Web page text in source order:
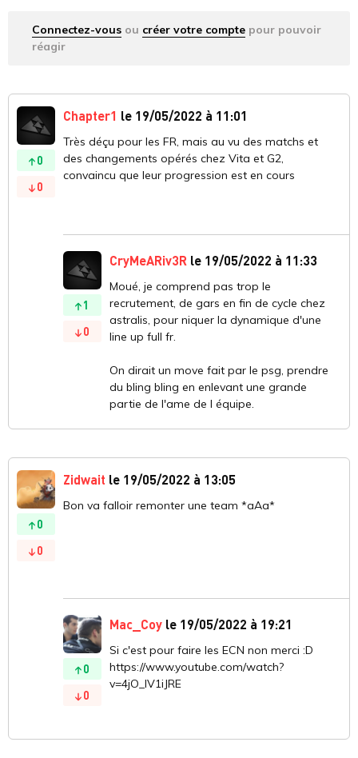
Connectez-vous ou créer votre compte pour pouvoir
réagir
0
0
Chapter1 le 19/05/2022 à 11:01
Très déçu pour les FR, mais au vu des matchs et
des changements opérés chez Vita et G2,
convaincu que leur progression est en cours
1
0
CryMeARiv3R le 19/05/2022 à 11:33
Moué, je comprend pas trop le
recrutement, de gars en fin de cycle chez
astralis, pour niquer la dynamique d'une
line up full fr.
On dirait un move fait par le psg, prendre
du bling bling en enlevant une grande
partie de l'ame de l équipe.
0
0
Zidwait le 19/05/2022 à 13:05
Bon va falloir remonter une team *aAa*
0
0
Mac_Coy le 19/05/2022 à 19:21
Si c'est pour faire les ECN non merci :D
https://www.youtube.com/watch?
v=4jO_lV1iJRE